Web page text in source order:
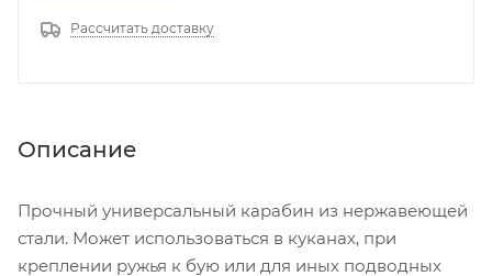
Рассчитать доставку
Описание
Прочный универсальный карабин из нержавеющей
стали. Может использоваться в куканах, при
креплении ружья к бую или для иных подводных